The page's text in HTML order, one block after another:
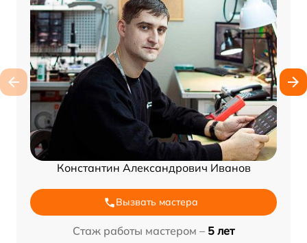
Константин Александрович Иванов
Вызвать мастера
Стаж работы мастером – 5 лет